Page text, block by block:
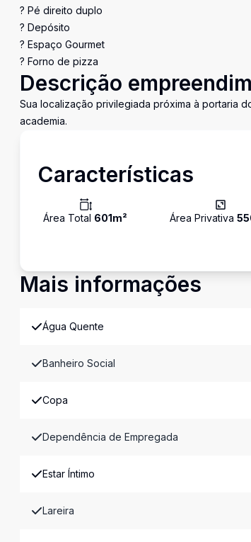
? Pé direito duplo
? Depósito
? Espaço Gourmet
? Forno de pizza
Descrição
Sua localização privilegiada próxima à portaria
academia.
Características
Área Total 601m² Área Privativa
Mais informações
Água Quente
Banheiro Social
Copa
Dependência de Empregada
Estar Íntimo
Lareira